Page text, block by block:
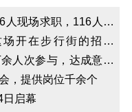
人现场求职，116人初
开在步行街的招聘
人次参与，达成意向
，提供岗位千余个
日启幕